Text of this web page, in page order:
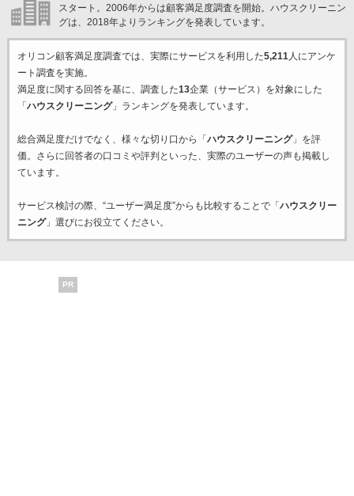
スタート。2006年からは顧客満足度調査を開始。ハウスクリーニン
グは、2018年よりランキングを発表しています。
オリコン顧客満足度調査では、実際にサービスを利用した5,211人にアンケ
ート調査を実施。
満足度に関する回答を基に、調査した13企業（サービス）を対象にした
「ハウスクリーニング」ランキングを発表しています。
総合満足度だけでなく、様々な切り口から「ハウスクリーニング」を評
価。さらに回答者の口コミや評判といった、実際のユーザーの声も掲載し
ています。
サービス検討の際、“ユーザー満足度”からも比較することで「ハウスクリー
ニング」選びにお役立てください。
PR